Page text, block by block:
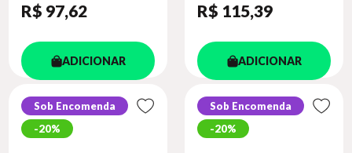
R$ 97,62
ADICIONAR
R$ 115,39
ADICIONAR
Sob Encomenda
20%
Sob Encomenda
20%